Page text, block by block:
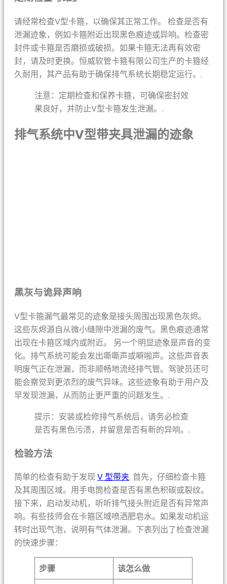
请经常检查V型卡箍，以确保其正常工作。 检查是否有
泄漏迹象，例如卡箍附近出现黑色痕迹或异响。检查密
封件或卡箍是否磨损或破损。如果卡箍无法再有效密
封，请及时更换。恒威软管卡箍有限公司生产的卡箍经
久耐用，其产品有助于确保排气系统长期稳定运行。.
注意：定期检查和保养卡箍，可确保密封效
果良好，并防止V型卡箍发生泄漏。.
排气系统中V型带夹具泄漏的迹象
黑灰与诡异声响
V型卡箍漏气最常见的迹象是接头周围出现黑色灰烬。
这些灰烬源自从微小缝隙中泄漏的废气。黑色痕迹通常
出现在卡箍区域内或附近。 另一个明显迹象是声音的变
化。排气系统可能会发出嘶嘶声或噼啪声。这些声音表
明废气正在泄漏，而非顺畅地流经排气管。驾驶员还可
能会察觉到更浓烈的废气异味。这些迹象有助于用户及
早发现泄漏，从而防止更严重的问题发生。.
提示：安装或检修排气系统后，请务必检查
是否有黑色污渍，并留意是否有新的异响。.
检验方法
简单的检查有助于发现V 型带夹. 首先，仔细检查卡箍
及其周围区域。用手电筒检查是否有黑色积碳或裂纹。
接下来，启动发动机，听听排气接头附近是否有异常声
响。有些技师会在卡箍区域喷洒肥皂水。如果发动机运
转时出现气泡，说明有气体泄漏。下表列出了检查泄漏
的快速步骤：
步骤 该怎么做